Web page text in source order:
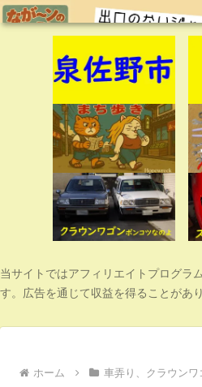
当サイトではアフィリエイトプログラ
す。広告を通じて収益を得ることがあり
ホーム 車弄り、クラウン